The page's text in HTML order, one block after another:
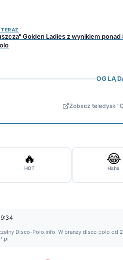
TERAZ
Golden Ladies z wynikiem
Zobacz teledysk
🔥
HOT
😂
Haha
Disco-Polo.info. W branży disco polo od